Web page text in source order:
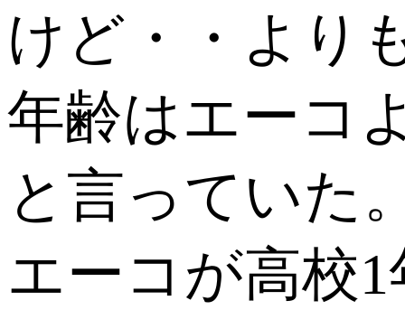
けど・・より
年齢はエーコ
と言っていた
エーコが高校